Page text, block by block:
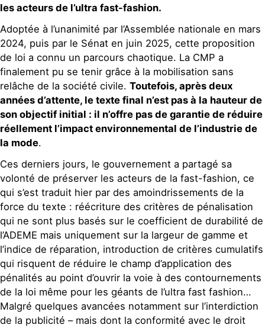
les acteurs de l’ultra fast-fashion.
Adoptée à l’unanimité par l’Assemblée nationale en mars
2024, puis par le Sénat en juin 2025, cette proposition
de loi a connu un parcours chaotique. La CMP a
finalement pu se tenir grâce à la mobilisation sans
relâche de la société civile. Toutefois, après deux
années d’attente, le texte final n’est pas à la hauteur de
son objectif initial : il n’offre pas de garantie de réduire
réellement l’impact environnemental de l’industrie de
la mode.
Ces derniers jours, le gouvernement a partagé sa
volonté de préserver les acteurs de la fast-fashion, ce
qui s’est traduit hier par des amoindrissements de la
force du texte : réécriture des critères de pénalisation
qui ne sont plus basés sur le coefficient de durabilité de
l’ADEME mais uniquement sur la largeur de gamme et
l’indice de réparation, introduction de critères cumulatifs
qui risquent de réduire le champ d’application des
pénalités au point d’ouvrir la voie à des contournements
de la loi même pour les géants de l’ultra fast fashion…
Malgré quelques avancées notamment sur l’interdiction
de la publicité – mais dont la conformité avec le droit